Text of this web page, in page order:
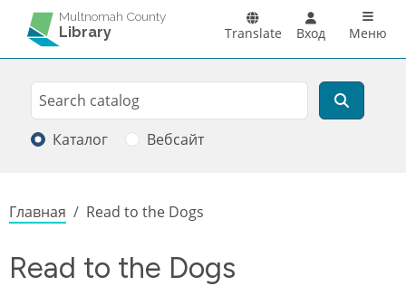
Перейти к основному содержанию
Multnomah County
Library Translate Вход Main
Меню
Search
Поиск
Каталог Вебсайт
Строка навигации
Главная Read to the Dogs
Read to the Dogs